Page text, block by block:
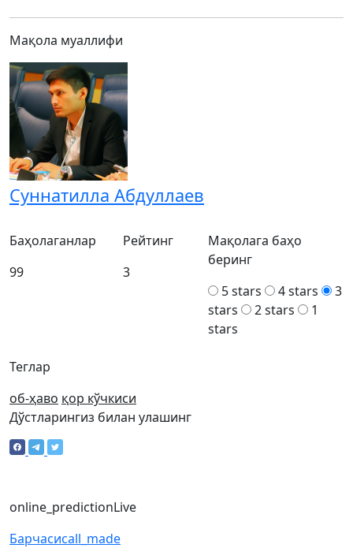
Мақола муаллифи
Суннатилла Абдуллаев
Теглар
об-ҳаво қор кўчкиси
Баҳолаганлар
99
Рейтинг
3
Мақолага баҳо
беринг
5 stars
4 stars
3
stars
2 stars
1
stars
Дўстларингиз билан улашинг
online_predictionLive
Барчасиcall_made